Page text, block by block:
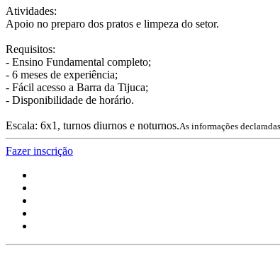
Atividades:
Apoio no preparo dos pratos e limpeza do setor.
Requisitos:
- Ensino Fundamental completo;
- 6 meses de experiência;
- Fácil acesso a Barra da Tijuca;
- Disponibilidade de horário.
Escala: 6x1, turnos diurnos e noturnos.As informações
Fazer inscrição